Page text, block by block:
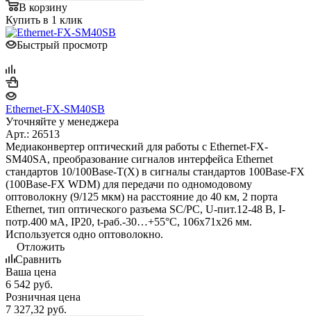
В корзину
Купить в 1 клик
Быстрый просмотр
Ethernet-FX-SM40SB
Уточняйте у менеджера
Арт.: 26513
Медиаконвертер оптический для работы с Ethernet-FX-
SM40SA, преобразование сигналов интерфейса Ethernet
стандартов 10/100Base-T(X) в сигналы стандартов 100Base-FX
(100Base-FX WDM) для передачи по одномодовому
оптоволокну (9/125 мкм) на расстояние до 40 км, 2 порта
Ethernet, тип оптического разъема SC/PC, U-пит.12-48 В, I-
потр.400 мА, IP20, t-раб.-30…+55°С, 106x71x26 мм.
Используется одно оптоволокно.
Отложить
Сравнить
Ваша цена
6 542 руб.
Розничная цена
7 327,32 руб.